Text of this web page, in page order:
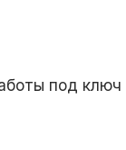
под ключ